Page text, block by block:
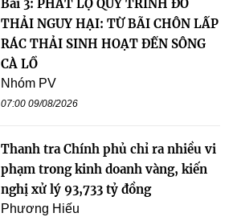
Bài 3: PHÁT LỘ QUY TRÌNH ĐỔ
THẢI NGUY HẠI: TỪ BÃI CHÔN LẤP
RÁC THẢI SINH HOẠT ĐẾN SÔNG
CÀ LỒ
Nhóm PV
07:00 09/08/2026
Thanh tra Chính phủ chỉ ra nhiều vi
phạm trong kinh doanh vàng, kiến
nghị xử lý 93,733 tỷ đồng
Phương Hiếu